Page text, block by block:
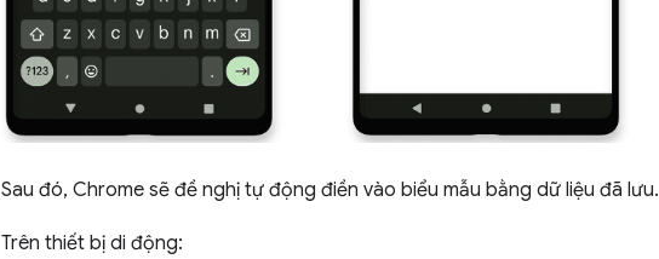
Sau đó, Chrome sẽ đề nghị tự động điền vào biểu mẫu bằng dữ liệu đã lưu.
Trên thiết bị di động: